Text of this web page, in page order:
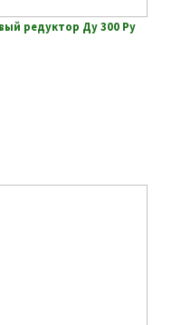
редуктор Ду 300 Ру